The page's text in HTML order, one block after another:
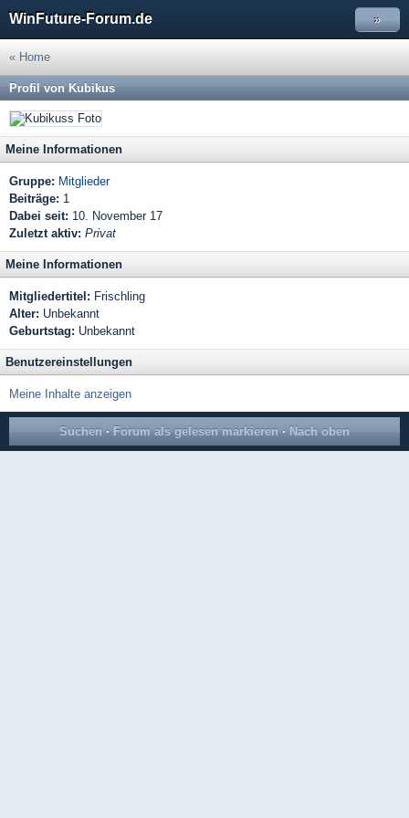
WinFuture-Forum.de »
« Home
Profil von Kubikus
Meine Informationen
Gruppe: Mitglieder
Beiträge: 1
Dabei seit: 10. November 17
Zuletzt aktiv: Privat
Meine Informationen
Mitgliedertitel: Frischling
Alter: Unbekannt
Geburtstag: Unbekannt
Benutzereinstellungen
Meine Inhalte anzeigen
Suchen · Forum als gelesen markieren · Nach oben